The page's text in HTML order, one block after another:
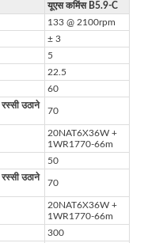
यूएस कमिंस B5.9-C
133 @ 2100rpm
± 3
5
22.5
60
रस्सी उठाने
70
20NAT6X36W +
1WR1770-66m
50
रस्सी उठाने
70
20NAT6X36W +
1WR1770-66m
300